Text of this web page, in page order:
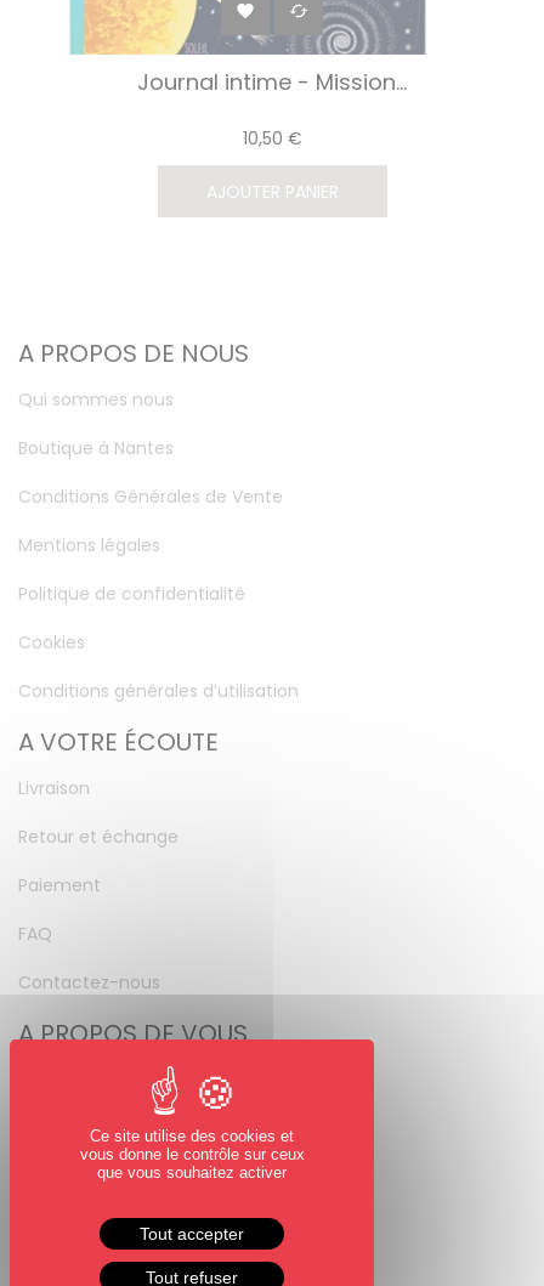
 
Journal intime - Mission...
10,50 €
AJOUTER PANIER
A PROPOS DE NOUS
Qui sommes nous
Boutique à Nantes
Conditions Générales de Vente
Mentions légales
Politique de confidentialité
Cookies
Conditions générales d’utilisation
A VOTRE ÉCOUTE
Livraison
Retour et échange
Paiement
FAQ
Contactez-nous
A PROPOS DE VOUS
Mot de passe perdu
NOUS SUIVRE
Facebook
Instagram
Ce site utilise des cookies et
vous donne le contrôle sur ceux
que vous souhaitez activer
Tout accepter
Tout refuser